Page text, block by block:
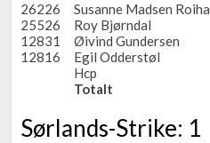
26226 Susanne Madsen Roiha
25526
Roy Bjørndal
12831
Øivind Gundersen
12816
Egil Odderstøl
Hcp
Totalt
Sørlands-Strike: 1